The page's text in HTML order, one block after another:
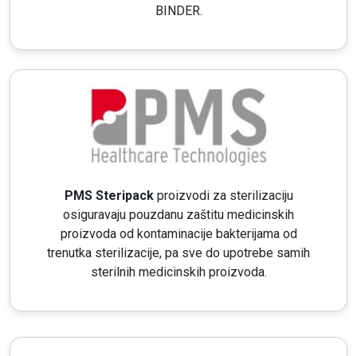
BINDER.
PMS Steripackproizvodi za sterilizaciju
osiguravaju pouzdanu zaštitu medicinskih
proizvoda od kontaminacije bakterijama od
trenutka sterilizacije, pa sve do upotrebe samih
sterilnih medicinskih proizvoda.